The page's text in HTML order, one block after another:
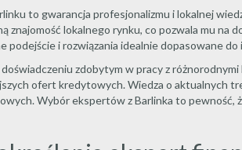
to gwarancja profesjonalizmu i lokalnej
znajomość lokalnego rynku, co pozwala mu
i rozwiązania idealnie dopasowane
zdobytym w pracy z różnorodnymi
ofert kredytowych. Wiedza o aktualnych
Wybór ekspertów z Barlinka to